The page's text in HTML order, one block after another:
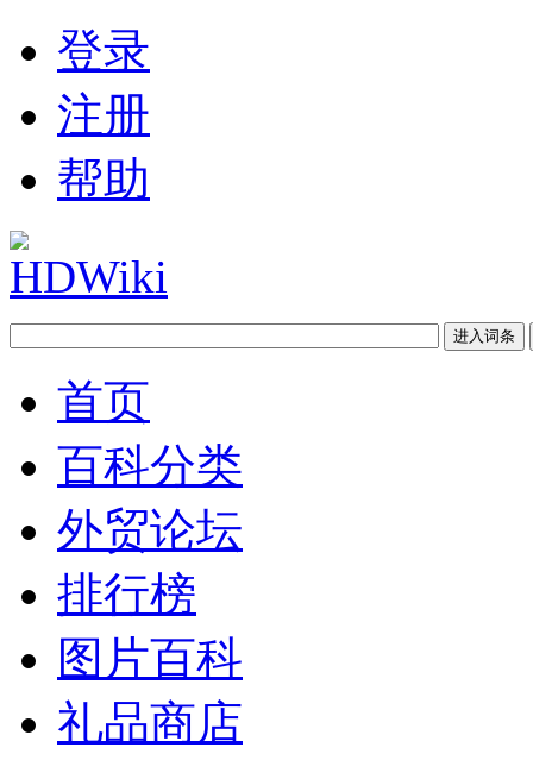
登录
注册
帮助
首页
百科分类
外贸论坛
排行榜
图片百科
礼品商店